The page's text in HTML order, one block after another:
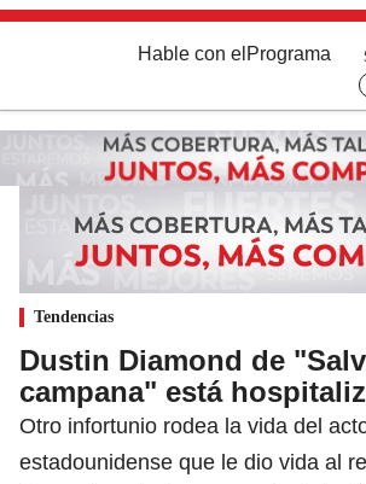
Hable con el Programa
Tendencias
Dustin Diamond de
campana" está
Otro infortunio rodea la vida del
estadounidense que le dio vida al